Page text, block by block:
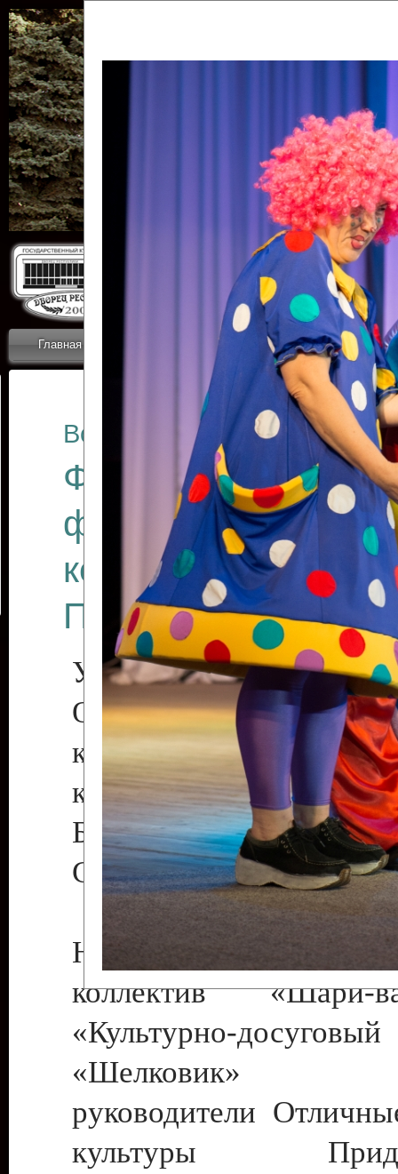
Главная Коллективы Новости
ОТЧЕТЫ ГКЦ
Все отчеты
Финал
фестиваля
коллективов
Приднестровского
Участники фестиваля:
Образцовый
коллектив
культуры с.
Бендеры ,
Светлана Георгиевна
Народный цирковой
коллектив
«Культурно-
«Шелковик»
руководители
культуры